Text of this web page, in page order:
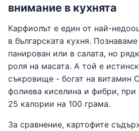
внимание в кухнята
Карфиолът е един от най-
в българската кухня.
панирован или в салата, но
роля на масата. А той е
съкровище - богат на витамин
фолиева киселина и фибри, при
25 калории на 100 грама.
За сравнение, картофите